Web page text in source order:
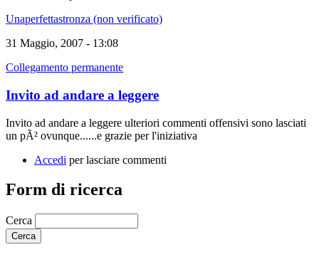
Unaperfettastronza (non verificato)
31 Maggio, 2007 - 13:08
Collegamento permanente
Invito ad andare a leggere
Invito ad andare a leggere ulteriori commenti offensivi sono lasciati
un pÃ² ovunque......e grazie per l'iniziativa
Accedi per lasciare commenti
Form di ricerca
Cerca